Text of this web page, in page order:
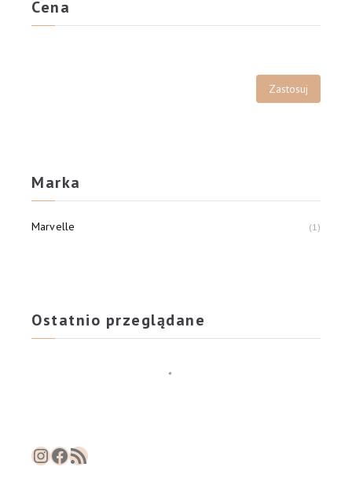
Cena
Marka
Marvelle 1
Ostatnio przeglądane
InstagramFacebook RSS Feed